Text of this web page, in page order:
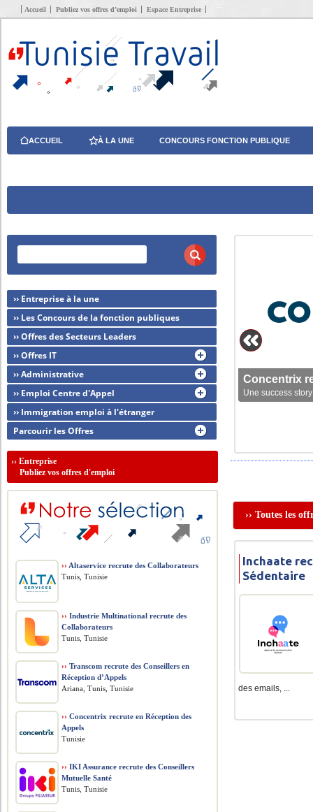
Accueil Publiez vos offres d’emploi Espace Entreprise
ACCUEIL À LA UNE CONCOURS FONCTION PUBLIQUE
Concentrix
Une success
›› Toutes les
Inchaate
Sédentaire
des emails, ...
›› Entreprise à la une
›› Les Concours de la fonction publiques
›› Offres des Secteurs Leaders
›› Offres IT
›› Administrative
›› Emploi Centre d'Appel
›› Immigration emploi à l'étranger
Parcourir les Offres
››Entreprise
Publiez vos offres d'emploi
›› Altaservice recrute des Collaborateurs
Tunis, Tunisie
›› Industrie Multinational recrute des
Collaborateurs
Tunis, Tunisie
›› Transcom recrute des Conseillers en
Réception d’Appels
Ariana, Tunis, Tunisie
›› Concentrix recrute en Réception des
Appels
Tunisie
›› IKI Assurance recrute des Conseillers
Mutuelle Santé
Tunis, Tunisie